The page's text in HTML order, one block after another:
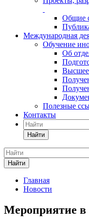
Общие
Международная
Обучение
Об
Высшее
Полезные
Контакты
Найти
Найти
Главная
Новости
Мероприятие